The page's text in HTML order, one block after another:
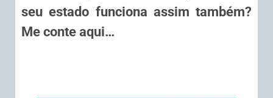
seu estado funciona assim também?
Me conte aqui…